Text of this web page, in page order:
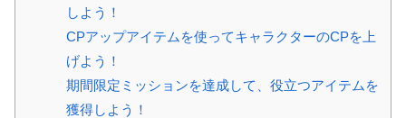
しよう！
CPアップアイテムを使ってキャラクターのCPを上
げよう！
期間限定ミッションを達成して、役立つアイテムを
獲得しよう！